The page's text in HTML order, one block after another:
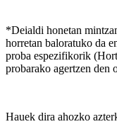
*Deialdi honetan
horretan baloratuko da
proba espezifikorik
probarako agertzen den
Hauek dira ahozko